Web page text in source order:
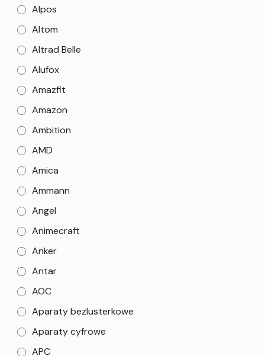
Alpos
Altom
Altrad Belle
Alufox
Amazfit
Amazon
Ambition
AMD
Amica
Ammann
Angel
Animecraft
Anker
Antar
AOC
Aparaty bezlusterkowe
Aparaty cyfrowe
APC